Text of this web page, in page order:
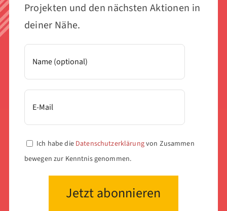
Projekten und den nächsten Aktionen in
deiner Nähe.
Ich habe die Datenschutzerklärungvon Zusammen
bewegen zur Kenntnis genommen.